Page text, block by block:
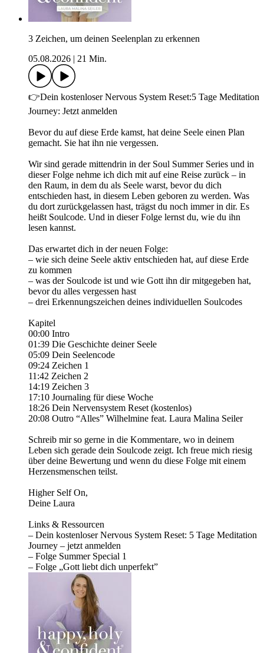
3 Zeichen, um deinen Seelenplan zu erkennen
05.08.2026
21 Min.
👉Dein kostenloser Nervous System Reset:5 Tage Meditation
Journey: Jetzt anmelden
Bevor du auf diese Erde kamst, hat deine Seele einen Plan
gemacht. Sie hat ihn nie vergessen.
Wir sind gerade mittendrin in der Soul Summer Series und in
dieser Folge nehme ich dich mit auf eine Reise zurück – in
den Raum, in dem du als Seele warst, bevor du dich
entschieden hast, in diesem Leben geboren zu werden. Was
du dort zurückgelassen hast, trägst du noch immer in dir. Es
heißt Soulcode. Und in dieser Folge lernst du, wie du ihn
lesen kannst.
Das erwartet dich in der neuen Folge:
– wie sich deine Seele aktiv entschieden hat, auf diese Erde
zu kommen
– was der Soulcode ist und wie Gott ihn dir mitgegeben hat,
bevor du alles vergessen hast
– drei Erkennungszeichen deines individuellen Soulcodes
Kapitel
00:00 Intro
01:39 Die Geschichte deiner Seele
05:09 Dein Seelencode
09:24 Zeichen 1
11:42 Zeichen 2
14:19 Zeichen 3
17:10 Journaling für diese Woche
18:26 Dein Nervensystem Reset (kostenlos)
20:08 Outro “Alles” Wilhelmine feat. Laura Malina Seiler
Schreib mir so gerne in die Kommentare, wo in deinem
Leben sich gerade dein Soulcode zeigt. Ich freue mich riesig
über deine Bewertung und wenn du diese Folge mit einem
Herzensmenschen teilst.
Higher Self On,
Deine Laura
Links & Ressourcen
– Dein kostenloser Nervous System Reset: 5 Tage Meditation
Journey – jetzt anmelden
– Folge Summer Special 1
– Folge „Gott liebt dich unperfekt”